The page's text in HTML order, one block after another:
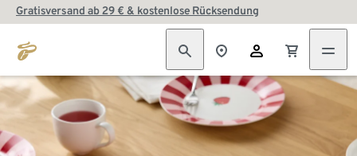
Gratisversand ab 29 € & kostenlose Rücksendung